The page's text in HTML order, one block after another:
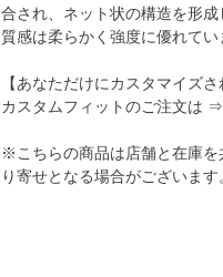
合され、ネット状の構造を形成
質感は柔らかく強度に優れてい
【あなただけにカスタマイズさ
カスタムフィットのご注文は ⇒
※こちらの商品は店舗と在庫を
り寄せとなる場合がございます